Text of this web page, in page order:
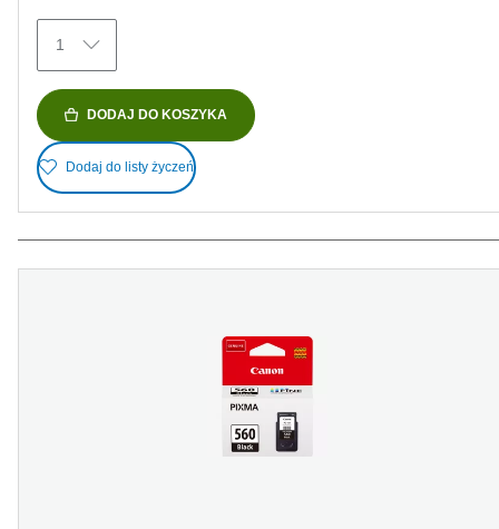
1
DODAJ DO KOSZYKA
Dodaj do listy życzeń